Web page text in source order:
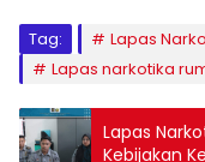
Tag:
Lapas
Lapas narkotika
Lapas
Kebijakan